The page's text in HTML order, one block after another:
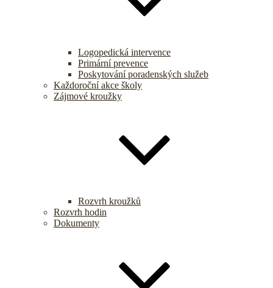
Logopedická intervence
Primární prevence
Poskytování poradenských služeb
Každoroční akce školy
Zájmové kroužky
Rozvrh kroužků
Rozvrh hodin
Dokumenty